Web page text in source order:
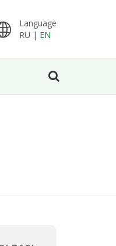
Language
RU | EN